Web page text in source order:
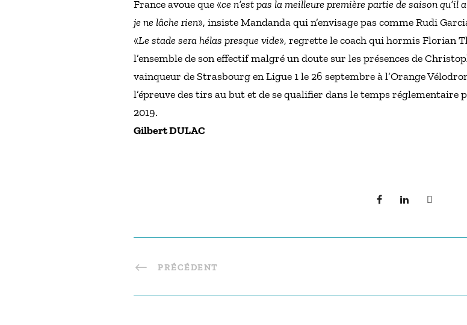
France avoue que «ce n’est pas la meilleure première partie de saison
je ne lâche rien», insiste Mandanda qui n’envisage pas comme Rudi
«Le stade sera hélas presque vide», regrette le coach qui hormis Florian
l’ensemble de son effectif malgré un doute sur les présences de
vainqueur de Strasbourg en Ligue 1 le 26 septembre à l’Orange
l’épreuve des tirs au but et de se qualifier dans le temps réglementaire
2019.
Gilbert DULAC
PRÉCÉDENT